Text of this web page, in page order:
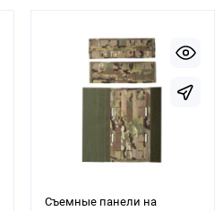
Съемные панели на